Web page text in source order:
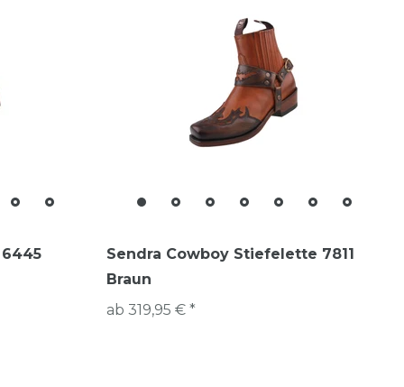
Sendra Cowboy Stiefelette 7811
Braun
ab 319,95 € *